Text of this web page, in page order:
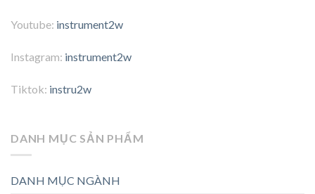
Youtube: instrument2w
Instagram: instrument2w
Tiktok: instru2w
DANH MỤC SẢN PHẨM
DANH MỤC NGÀNH